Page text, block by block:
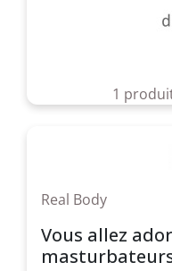
1
Real Body
Vous allez